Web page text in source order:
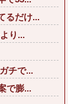
るだけ...
り...
チで...
で膨...